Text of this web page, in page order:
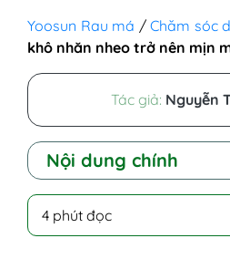
Yoosun Rau má / Chăm sóc
khô nhăn nheo trở nên mịn
Tác giả: Nguyễn
Nội dung chính
II - Biểu hiện da khô
4 phút đọc